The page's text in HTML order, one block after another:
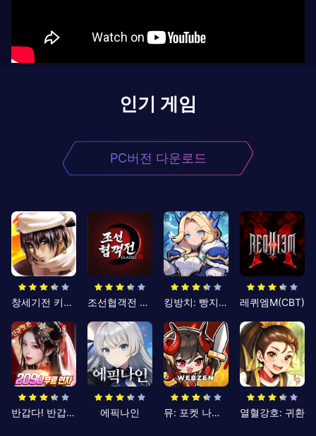
인기 게임
PC버전 다운로드
창세기전 키우기 조선협객전 클래식 킹방치: 빵지의 제왕 레퀴엠M(CBT)
반갑다! 반갑삼국지 에픽나인 뮤: 포켓 나이츠 열혈강호: 귀환